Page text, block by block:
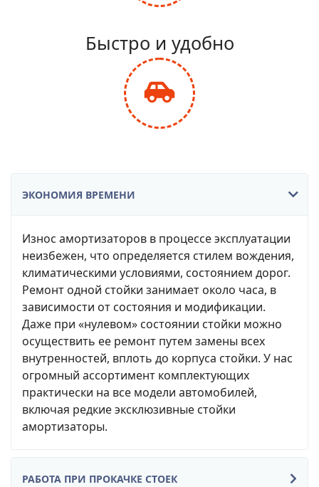
balance-
scale
Быстро и удобно
fas
fa-
ЭКОНОМИЯ ВРЕМЕНИ
Износ амортизаторов в процессе эксплуатации
неизбежен, что определяется стилем вождения,
климатическими условиями, состоянием дорог.
Ремонт одной стойки занимает около часа, в
зависимости от состояния и модификации.
Даже при «нулевом» состоянии стойки можно
осуществить ее ремонт путем замены всех
внутренностей, вплоть до корпуса стойки. У нас
огромный ассортимент комплектующих
практически на все модели автомобилей,
включая редкие эксклюзивные стойки
амортизаторы.
РАБОТА ПРИ ПРОКАЧКЕ СТОЕК